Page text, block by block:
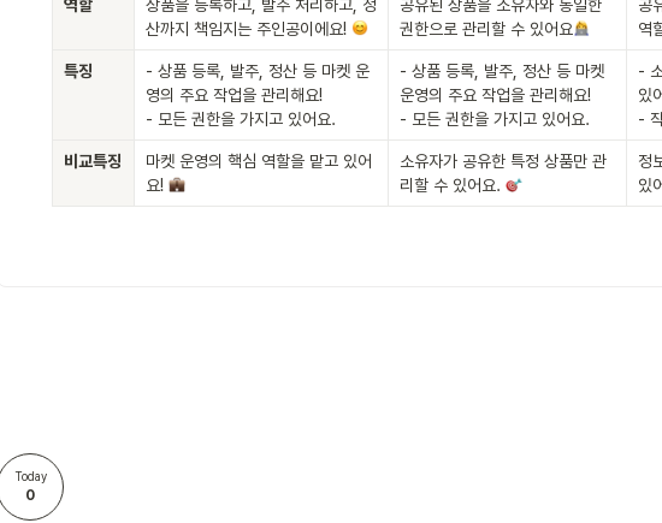
역할
상품을 등록하고, 발주 처리하고, 정
산까지 책임지는 주인공이에요!
공유된 상품을 소유자와 동일한
권한으로 관리할 수 있어요
공
역
특징
- 상품 등록, 발주, 정산 등 마켓 운
영의 주요 작업을 관리해요!
- 모든 권한을 가지고 있어요.
- 상품 등록, 발주, 정산 등 마켓
운영의 주요 작업을 관리해요!
- 모든 권한을 가지고 있어요.
-
있
-
비교특징
마켓 운영의 핵심 역할을 맡고 있어
요!
소유자가 공유한 특정 상품만 관
리할 수 있어요.
정
있
Today
0